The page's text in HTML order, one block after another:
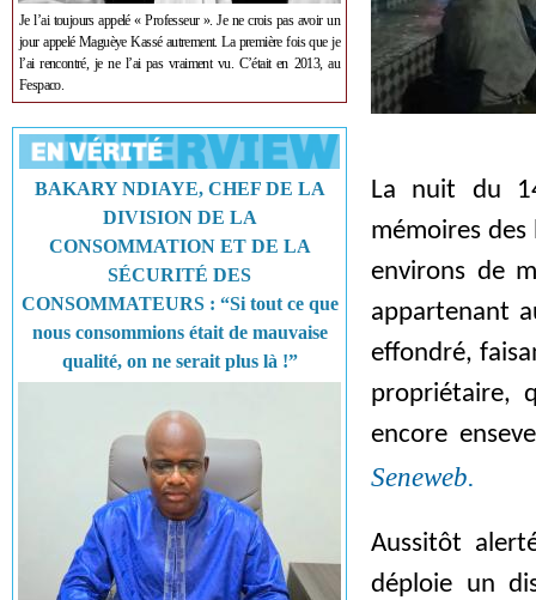
Je l’ai toujours appelé « Professeur ». Je ne crois pas avoir un
jour appelé Maguèye Kassé autrement. La première fois que je
l’ai rencontré, je ne l’ai pas vraiment vu. C’était en 2013, au
Fespaco.
BAKARY NDIAYE, CHEF DE LA
DIVISION DE LA
CONSOMMATION ET DE LA
SÉCURITÉ DES
CONSOMMATEURS : “Si tout ce que
nous consommions était de mauvaise
qualité, on ne serait plus là !”
La nuit du
mémoires
environs de
appartenant
effondré,
propriétaire,
encore
Seneweb.
Aussitôt
déploie un